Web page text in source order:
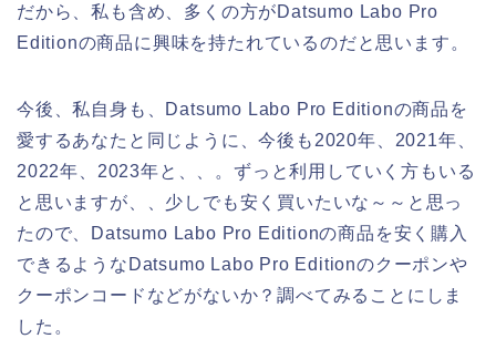
だから、私も含め、多くの方がDatsumo Labo Pro
Editionの商品に興味を持たれているのだと思います。
今後、私自身も、Datsumo Labo Pro Editionの商品を
愛するあなたと同じように、今後も2020年、2021年、
2022年、2023年と、、。ずっと利用していく方もいる
と思いますが、、少しでも安く買いたいな～～と思っ
たので、Datsumo Labo Pro Editionの商品を安く購入
できるようなDatsumo Labo Pro Editionのクーポンや
クーポンコードなどがないか？調べてみることにしま
した。